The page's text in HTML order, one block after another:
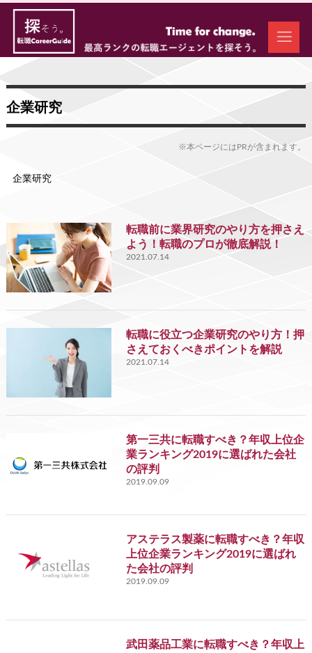
企業研究
※本ページにはPRが含まれます。
企業研究
転職前に業界研究のやり方を押さえ
よう！転職のプロが徹底解説！
2021.07.14
転職に役立つ企業研究のやり方！押
さえておくべきポイントを解説
2021.07.14
第一三共に転職すべき？年収上位企
業ランキング2019に選ばれた会社
の評判
2019.09.09
アステラス製薬に転職すべき？年収
上位企業ランキング2019に選ばれ
た会社の評判
2019.09.09
武田薬品工業に転職すべき？年収上